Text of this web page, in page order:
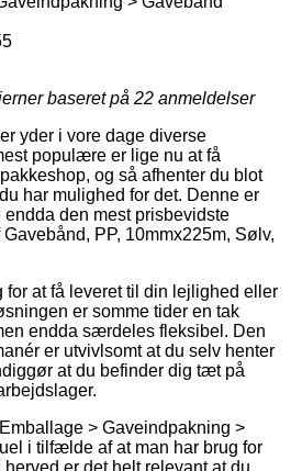
baseret på 22 anmeldelser
yder i vore dage diverse
populære er lige nu at få
og så afhenter du blot
har mulighed for det. Denne er
endda den mest prisbevidste
PP, 10mmx225m, Sølv,
for at få leveret til din lejlighed eller
er somme tider en tak
endda særdeles fleksibel. Den
er utvivlsomt at du selv henter
at du befinder dig tæt på
> Gaveindpakning >
i tilfælde af at man har brug for
er det helt relevant at du